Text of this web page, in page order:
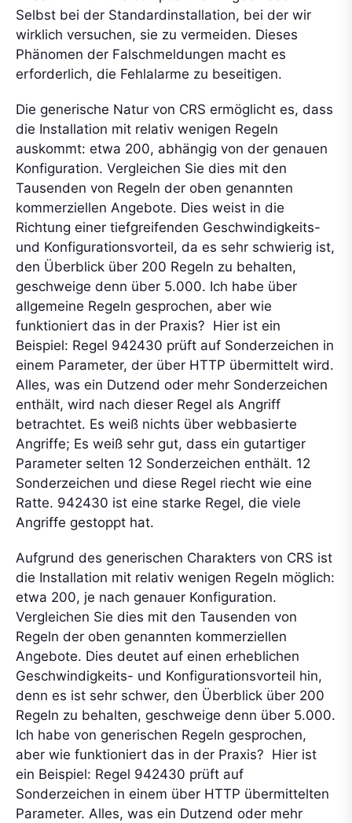
Selbst bei der Standardinstallation, bei der wir
wirklich versuchen, sie zu vermeiden. Dieses
Phänomen der Falschmeldungen macht es
erforderlich, die Fehlalarme zu beseitigen.
Die generische Natur von CRS ermöglicht es, dass
die Installation mit relativ wenigen Regeln
auskommt: etwa 200, abhängig von der genauen
Konfiguration. Vergleichen Sie dies mit den
Tausenden von Regeln der oben genannten
kommerziellen Angebote. Dies weist in die
Richtung einer tiefgreifenden Geschwindigkeits-
und Konfigurationsvorteil, da es sehr schwierig ist,
den Überblick über 200 Regeln zu behalten,
geschweige denn über 5.000. Ich habe über
allgemeine Regeln gesprochen, aber wie
funktioniert das in der Praxis? Hier ist ein
Beispiel: Regel 942430 prüft auf Sonderzeichen in
einem Parameter, der über HTTP übermittelt wird.
Alles, was ein Dutzend oder mehr Sonderzeichen
enthält, wird nach dieser Regel als Angriff
betrachtet. Es weiß nichts über webbasierte
Angriffe; Es weiß sehr gut, dass ein gutartiger
Parameter selten 12 Sonderzeichen enthält. 12
Sonderzeichen und diese Regel riecht wie eine
Ratte. 942430 ist eine starke Regel, die viele
Angriffe gestoppt hat.
Aufgrund des generischen Charakters von CRS ist
die Installation mit relativ wenigen Regeln möglich:
etwa 200, je nach genauer Konfiguration.
Vergleichen Sie dies mit den Tausenden von
Regeln der oben genannten kommerziellen
Angebote. Dies deutet auf einen erheblichen
Geschwindigkeits- und Konfigurationsvorteil hin,
denn es ist sehr schwer, den Überblick über 200
Regeln zu behalten, geschweige denn über 5.000.
Ich habe von generischen Regeln gesprochen,
aber wie funktioniert das in der Praxis? Hier ist
ein Beispiel: Regel 942430 prüft auf
Sonderzeichen in einem über HTTP übermittelten
Parameter. Alles, was ein Dutzend oder mehr